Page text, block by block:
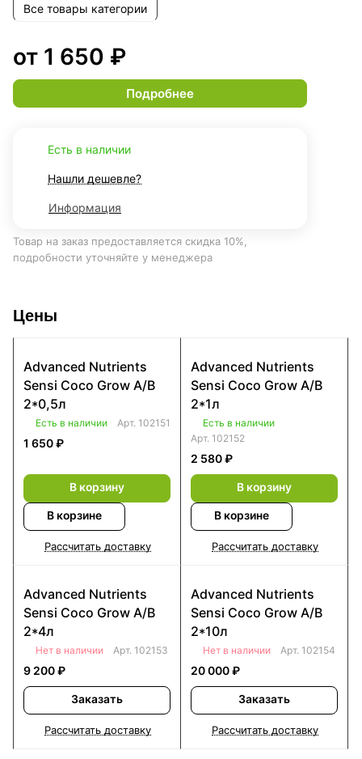
Все товары категории
от 1 650 ₽
Подробнее
Есть в наличии
Нашли дешевле?
Информация
Товар на заказ предоставляется скидка 10%,
подробности уточняйте у менеджера
Цены
Advanced Nutrients
Sensi Coco Grow A/B
2*0,5л
Есть в наличии Арт. 102151
1 650 ₽
В корзину
В корзине
Рассчитать доставку
Advanced Nutrients
Sensi Coco Grow A/B
2*1л
Есть в наличии
Арт. 102152
2 580 ₽
В корзину
В корзине
Рассчитать доставку
Advanced Nutrients
Sensi Coco Grow A/B
2*4л
Нет в наличии Арт. 102153
9 200 ₽
Заказать
Рассчитать доставку
Advanced Nutrients
Sensi Coco Grow A/B
2*10л
Нет в наличии Арт. 102154
20 000 ₽
Заказать
Рассчитать доставку